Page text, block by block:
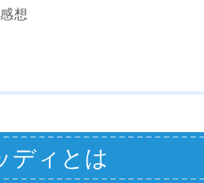
想
ディとは